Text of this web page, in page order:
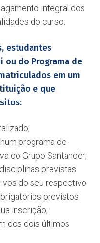
integral dos
do curso.
estudantes
ou do Programa de
em um
e que
programa de
do Grupo Santander;
previstas
do seu respectivo
previstos
inscrição;
dos dois últimos